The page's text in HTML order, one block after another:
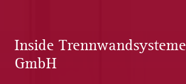
Inside Trennwandsysteme
GmbH